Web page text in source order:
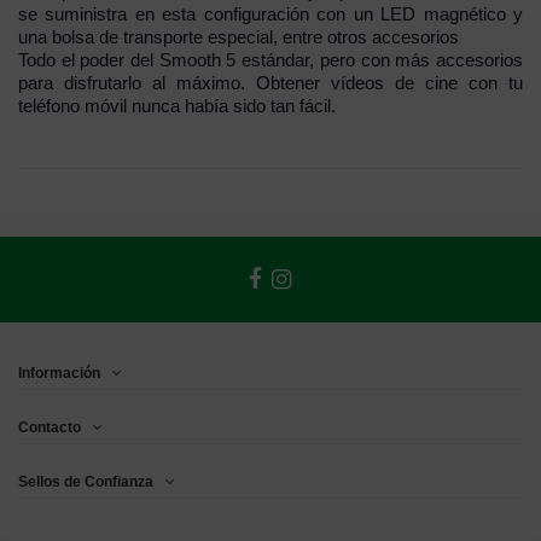
se suministra en esta configuración con un LED magnético y
una bolsa de transporte especial, entre otros accesorios
Todo el poder del Smooth 5 estándar, pero con más accesorios
para disfrutarlo al máximo. Obtener vídeos de cine con tu
teléfono móvil nunca había sido tan fácil.
Información
Contacto
Sellos de Confianza